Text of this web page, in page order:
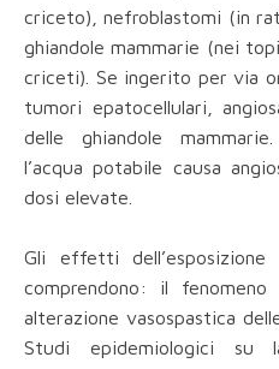
criceto), nefroblastomi (in
ghiandole mammarie (nei
criceti). Se ingerito per via
tumori epatocellulari,
delle ghiandole
l’acqua potabile causa
dosi elevate.
Gli effetti
comprendono: il
alterazione vasospastica
Studi epidemiologici su